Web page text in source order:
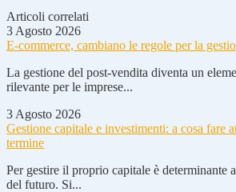
Articoli correlati
3 Agosto 2026
E-commerce, cambiano le regole per la
La gestione del post-vendita diventa un
rilevante per le imprese...
3 Agosto 2026
Gestione capitale e investimenti: a cosa fare
termine
Per gestire il proprio capitale è determinante
del futuro. Si...